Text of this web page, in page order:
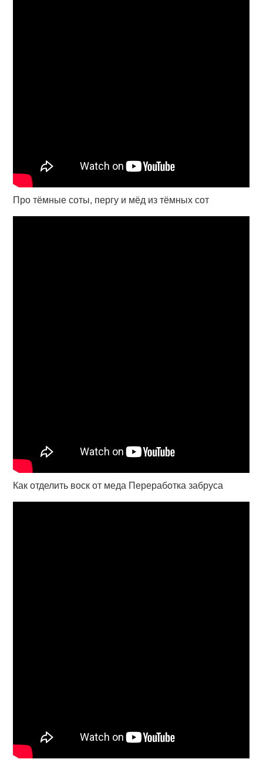
Про тёмные соты, пергу и мёд из тёмных сот
Как отделить воск от меда Переработка забруса